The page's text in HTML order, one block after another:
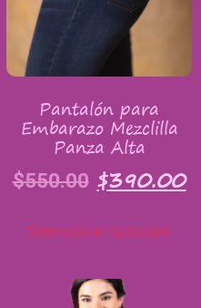
Pantalón para
Embarazo Mezclilla
Panza Alta
$550.00 $390.00
Seleccionar opciones